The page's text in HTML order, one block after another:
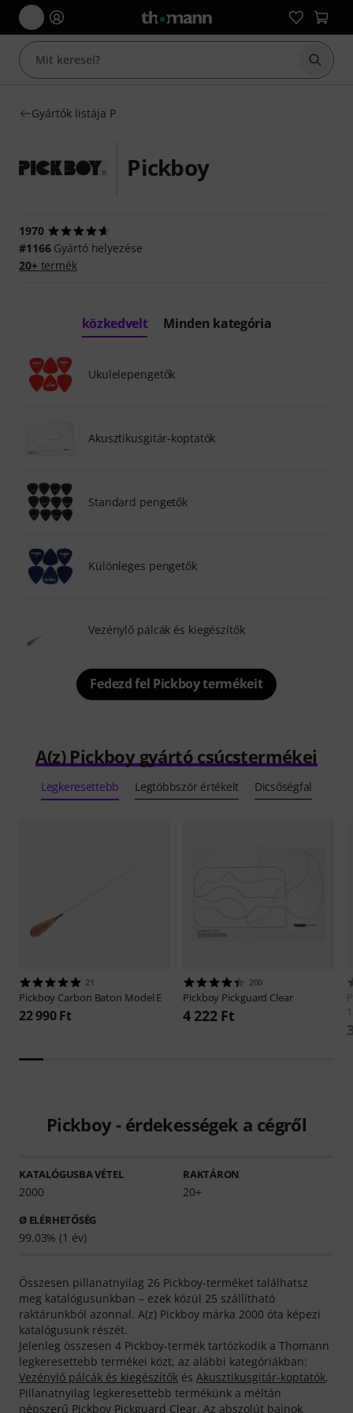
Gyártók listája P
Pickboy
1970
#1166Gyártó helyezése
20+termék
közkedvelt Minden kategória
Ukulelepengetők
Akusztikusgitár-koptatók
Standard pengetők
Különleges pengetők
Vezénylő pálcák és kiegészítők
Fedezd fel Pickboy termékeit
A(z) Pickboy gyártó csúcstermékei
Legkeresettebb Legtöbbször értékelt Dicsőségfal
21
Pickboy Carbon Baton Model E
22 990 Ft
200
Pickboy Pickguard Clear
4 222 Ft
Pickboy - érdekességek a cégről
KATALÓGUSBA VÉTEL
2000
RAKTÁRON
20+
Ø ELÉRHETŐSÉG
99.03% (1 év)
Összesen pillanatnyilag 26 Pickboy-terméket találhatsz
meg katalógusunkban – ezek közül 25 szállítható
raktárunkból azonnal. A(z) Pickboy márka 2000 óta képezi
katalógusunk részét.
Jelenleg összesen 4 Pickboy-termék tartózkodik a Thomann
legkeresettebb termékei közt, az alábbi kategóriákban:
Vezénylő pálcák és kiegészítők és Akusztikusgitár-koptatók.
Pillanatnyilag legkeresettebb termékünk a méltán
népszerű Pickboy Pickguard Clear. Az abszolút bajnok